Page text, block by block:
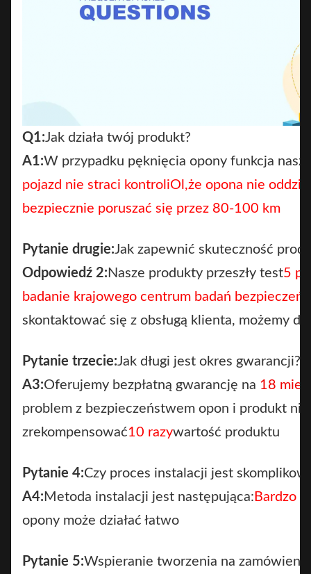
Q1:Jak działa twój produkt?
A1:W przypadku pęknięcia opony funkcja
pojazd nie straci kontroliOl,że opona nie
bezpiecznie poruszać się przez 80-100 km
Pytanie drugie:Jak zapewnić skuteczność
Odpowiedź 2: Nasze produkty przeszły test5
badanie krajowego centrum badań
skontaktować się z obsługą klienta, możemy
Pytanie trzecie:Jak długi jest okres gwarancji?
A3:Oferujemy bezpłatną gwarancję na 18
problem z bezpieczeństwem opon i produkt nie
zrekompensować10 razywartość produktu
Pytanie 4:Czy proces instalacji jest
A4: Metoda instalacji jest następująca: Bardzo
opony może działać łatwo
Pytanie 5:Wspieranie tworzenia na zamówienie